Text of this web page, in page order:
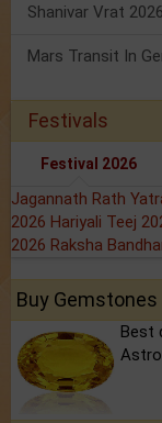
Festivals
Festival 2026
Jagannath Rath
2026 Hariyali Teej
2026 Raksha
Buy Gemstones
Best